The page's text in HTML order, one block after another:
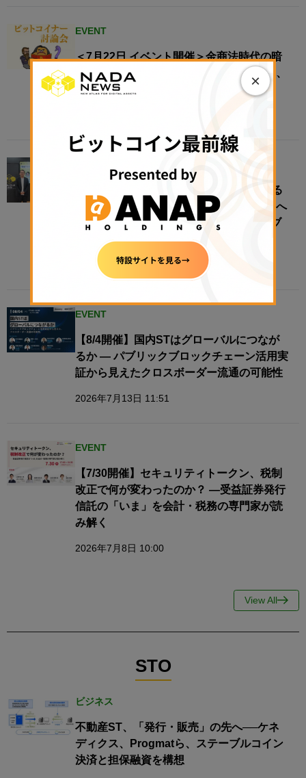
EVENT
＜7月22日 イベント開催＞金商法時代の暗
号資産市場を考える──法改正成立を受け、
ビットコイナーが制度の未来を討論
“地域”をオンチェーン化すると何が変わる
のか──地方創生は、リアルな経済圏接続へ​
【N.Avenue club 3期11回ラウンドテーブ
ル・レポート】
2026年7月21日 11:00
EVENT
【8/4開催】国内STはグローバルにつなが
るか — パブリックブロックチェーン活用実
証から見えたクロスボーダー流通の可能性
2026年7月13日 11:51
EVENT
【7/30開催】セキュリティトークン、税制
改正で何が変わったのか？ ―受益証券発行
信託の「いま」を会計・税務の専門家が読
み解く
2026年7月8日 10:00
View All
STO
ビジネス
不動産ST、「発行・販売」の先へ──ケネ
ディクス、Progmatら、ステーブルコイン
決済と担保融資を構想
×